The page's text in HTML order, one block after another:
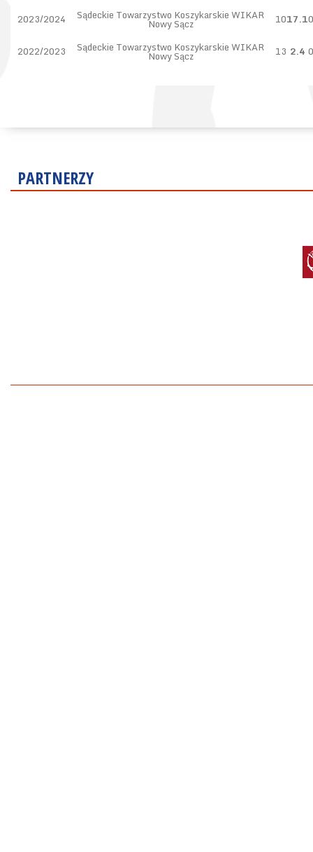
2023/2024 Sądeckie Towarzystwo Koszykarskie WIKAR
Nowy Sącz 1017.1
2022/2023 Sądeckie Towarzystwo Koszykarskie WIKAR
Nowy Sącz 13 2.4
PARTNERZY